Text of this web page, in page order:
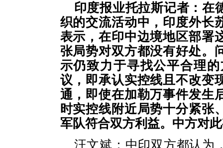
印度报业托拉斯记者：在
织的交流活动中，印度外长
表示，在印中边境地区部署
张局势对双方都没有好处。
示仍致力于寻找公平合理
议，即承认实控线且不改变
通，即使在加勒万事件发生
时实控线附近局势十分紧张
军队符合双方利益。中方对
汪文斌：中印双方都认为